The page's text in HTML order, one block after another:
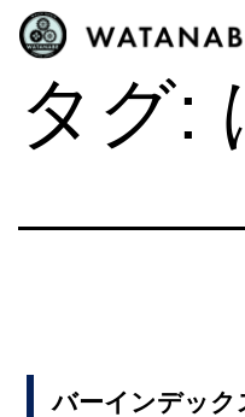
コ
へ
タグ:
バーインデック